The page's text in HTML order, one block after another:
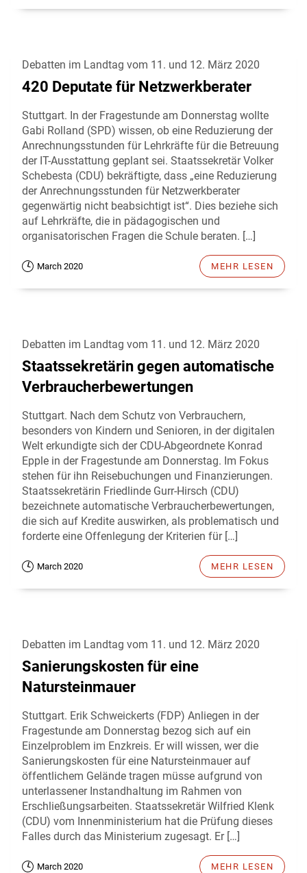
Debatten im Landtag vom 11. und 12. März 2020
420 Deputate für Netzwerkberater
Stuttgart. In der Fragestunde am Donnerstag wollte
Gabi Rolland (SPD) wissen, ob eine Reduzierung der
Anrechnungsstunden für Lehrkräfte für die Betreuung
der IT-Ausstattung geplant sei. Staatssekretär Volker
Schebesta (CDU) bekräftigte, dass „eine Reduzierung
der Anrechnungsstunden für Netzwerkberater
gegenwärtig nicht beabsichtigt ist“. Dies beziehe sich
auf Lehrkräfte, die in pädagogischen und
organisatorischen Fragen die Schule beraten. […]
March 2020 MEHR LESEN
Debatten im Landtag vom 11. und 12. März 2020
Staatssekretärin gegen automatische
Verbraucherbewertungen
Stuttgart. Nach dem Schutz von Verbrauchern,
besonders von Kindern und Senioren, in der digitalen
Welt erkundigte sich der CDU-Abgeordnete Konrad
Epple in der Fragestunde am Donnerstag. Im Fokus
stehen für ihn Reisebuchungen und Finanzierungen.
Staatssekretärin Friedlinde Gurr-Hirsch (CDU)
bezeichnete automatische Verbraucherbewertungen,
die sich auf Kredite auswirken, als problematisch und
forderte eine Offenlegung der Kriterien für […]
March 2020 MEHR LESEN
Debatten im Landtag vom 11. und 12. März 2020
Sanierungskosten für eine
Natursteinmauer
Stuttgart. Erik Schweickerts (FDP) Anliegen in der
Fragestunde am Donnerstag bezog sich auf ein
Einzelproblem im Enzkreis. Er will wissen, wer die
Sanierungskosten für eine Natursteinmauer auf
öffentlichem Gelände tragen müsse aufgrund von
unterlassener Instandhaltung im Rahmen von
Erschließungsarbeiten. Staatssekretär Wilfried Klenk
(CDU) vom Innenministerium hat die Prüfung dieses
Falles durch das Ministerium zugesagt. Er […]
March 2020 MEHR LESEN